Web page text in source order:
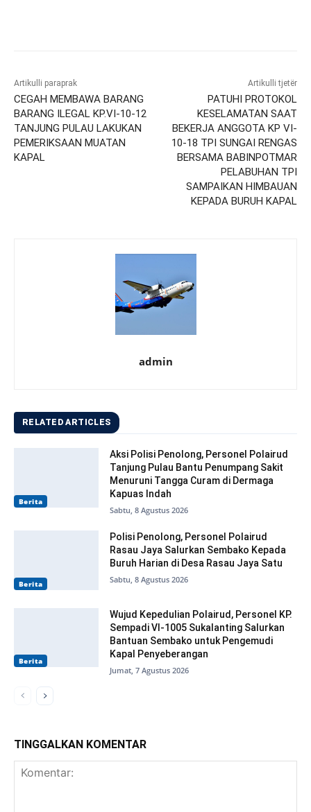
Artikulli paraprak
CEGAH MEMBAWA BARANG
BARANG ILEGAL KP.VI-10-12
TANJUNG PULAU LAKUKAN
PEMERIKSAAN MUATAN
KAPAL
Artikulli tjetër
PATUHI PROTOKOL
KESELAMATAN SAAT
BEKERJA ANGGOTA KP VI-
10-18 TPI SUNGAI RENGAS
BERSAMA BABINPOTMAR
PELABUHAN TPI
SAMPAIKAN HIMBAUAN
KEPADA BURUH KAPAL
admin
RELATED ARTICLES
Berita
Aksi Polisi Penolong, Personel Polairud
Tanjung Pulau Bantu Penumpang Sakit
Menuruni Tangga Curam di Dermaga
Kapuas Indah
Sabtu, 8 Agustus 2026
Berita
Polisi Penolong, Personel Polairud
Rasau Jaya Salurkan Sembako Kepada
Buruh Harian di Desa Rasau Jaya Satu
Sabtu, 8 Agustus 2026
Berita
Wujud Kepedulian Polairud, Personel KP.
Sempadi VI-1005 Sukalanting Salurkan
Bantuan Sembako untuk Pengemudi
Kapal Penyeberangan
Jumat, 7 Agustus 2026
TINGGALKAN KOMENTAR